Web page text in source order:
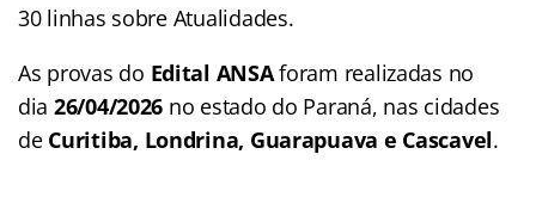
30 linhas sobre Atualidades.
As provas do Edital ANSAforam realizadas no
dia 26/04/2026 no estado do Paraná, nas cidades
de Curitiba, Londrina, Guarapuava e Cascavel.